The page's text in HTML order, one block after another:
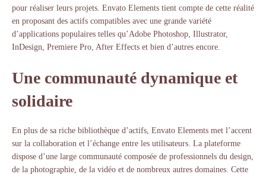
pour réaliser leurs projets. Envato Elements tient compte de cette réalité
en proposant des actifs compatibles avec une grande variété
d’applications populaires telles qu’Adobe Photoshop, Illustrator,
InDesign, Premiere Pro, After Effects et bien d’autres encore.
Une communauté dynamique et
solidaire
En plus de sa riche bibliothèque d’actifs, Envato Elements met l’accent
sur la collaboration et l’échange entre les utilisateurs. La plateforme
dispose d’une large communauté composée de professionnels du design,
de la photographie, de la vidéo et de nombreux autres domaines. Cette